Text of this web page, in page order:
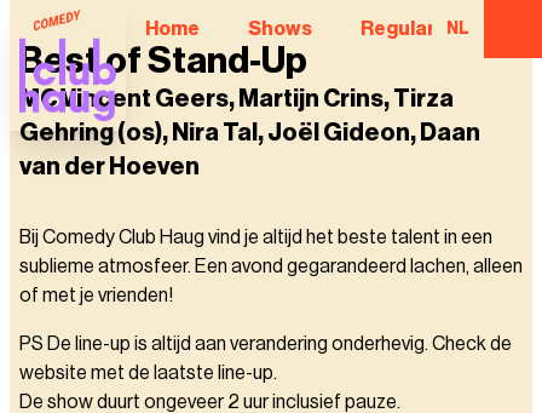
Home Shows Regular NL
Best of Stand-Up
MC Vincent Geers, Martijn Crins, Tirza
Gehring (os), Nira Tal, Joël Gideon, Daan
van der Hoeven
Bij Comedy Club Haug vind je altijd het beste talent in een
sublieme atmosfeer. Een avond gegarandeerd lachen, alleen
of met je vrienden!
PS De line-up is altijd aan verandering onderhevig. Check de
website met de laatste line-up.
De show duurt ongeveer 2 uur inclusief pauze.